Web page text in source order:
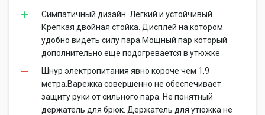
Симпатичный дизайн. Лёгкий и устойчивый.
Крепкая двойная стойка. Дисплей на котором
удобно видеть силу пара.Мощный пар который
дополнительно ещё подогревается в утюжке
Шнур электропитания явно короче чем 1,9
метра.Варежка совершенно не обеспечивает
защиту руки от сильного пара. Не понятный
держатель для брюк. Держатель для утюжка не